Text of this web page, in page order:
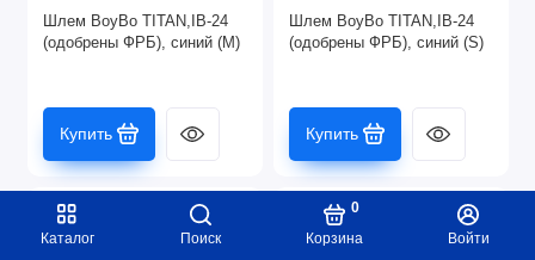
Каталог Поиск Корзина
0
Войти
Шлем BoyBo TITAN,IB-24
(одобрены ФРБ), синий (M)
Купить
Шлем BoyBo TITAN,IB-24
(одобрены ФРБ), синий (S)
Купить